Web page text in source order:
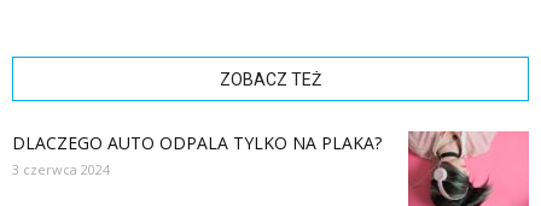
ZOBACZ TEŻ
DLACZEGO AUTO ODPALA TYLKO NA PLAKA?
3 czerwca 2024